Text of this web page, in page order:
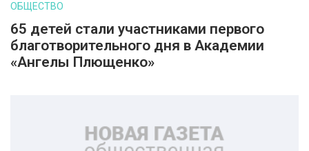
ОБЩЕСТВО
65 детей стали участниками первого
благотворительного дня в Академии
«Ангелы Плющенко»